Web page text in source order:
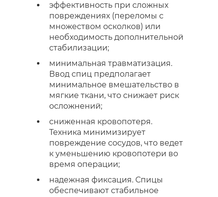
эффективность при сложных
повреждениях (переломы с
множеством осколков) или
необходимость дополнительной
стабилизации;
минимальная травматизация.
Ввод спиц предполагает
минимальное вмешательство в
мягкие ткани, что снижает риск
осложнений;
сниженная кровопотеря.
Техника минимизирует
повреждение сосудов, что ведет
к уменьшению кровопотери во
время операции;
надежная фиксация. Спицы
обеспечивают стабильное